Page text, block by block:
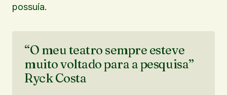
possuía.
“O meu teatro sempre esteve
muito voltado para a pesquisa”
Ryck Costa